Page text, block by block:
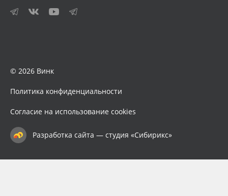
© 2026 Винк
Политика конфиденциальности
Согласие на использование cookies
Разработка сайта — студия «Сибирикс»